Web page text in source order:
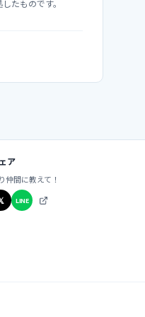
たものです。
ア
仲間に教えて！
LINE